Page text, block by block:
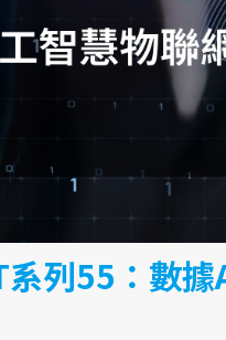
列55：數